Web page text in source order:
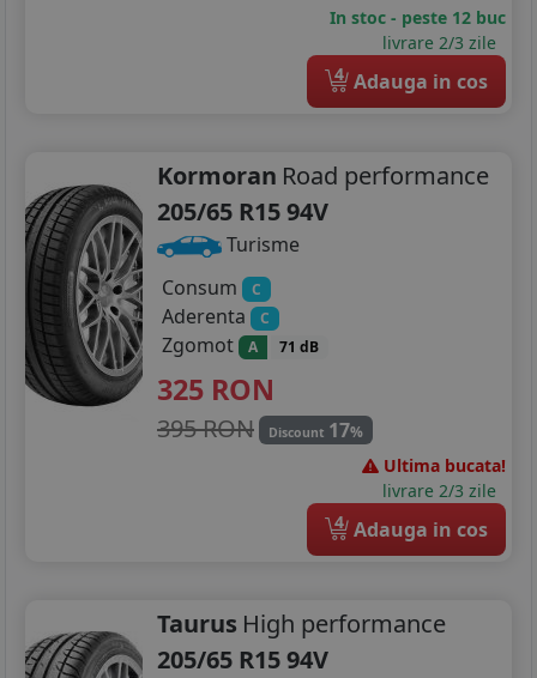
225/75R16
205/40R17
205/45R17
205/50R17
215/50R17
225/50R17
In stoc - peste 12 buc
livrare 2/3 zile
4 Adauga in cos
Kormoran Road performance
205/65 R15 94V
Turisme
Consum
C
Aderenta C
Zgomot A 71 dB
325 RON
395 RON Discount 17%
Ultima bucata!
livrare 2/3 zile
4 Adauga in cos
Taurus High performance
205/65 R15 94V